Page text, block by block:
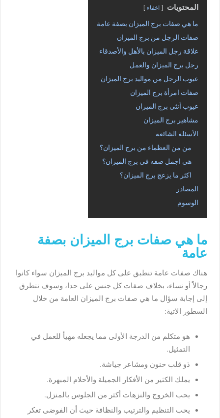
المحتويات اخفاء
ما هي صفات برج الميزان بصفة عامة
صفات الرجل من برج الميزان
علاقة رجل الميزان بالأهل والأصدقاء
رجل برج الميزان والعمل
عيوب الرجل من مواليد برج الميزان
صفات امرأة برج الميزان
عيوب أنثى برج الميزان
مشاهير برج الميزان
الأسئلة الشائعة
من من العظماء من برج الميزان؟
هي اجمل صفه في برج الميزان؟
اكثر ما يزعج برج الميزان؟
المصادر
الوسوم
ما هي صفات برج الميزان بصفة
عامة
هناك صفات عامة تنطبق على كل مواليد برج الميزان سواء كانوا
رجالاً أو نساء، بخلاف صفات كل جنس على حدا، وسوف نتطرق
إلى إجابة سؤال ما هي صفات برج الميزان العامة من خلال
السطور الاتية:
هو متكلم من الدرجة الأولى مما يجعله مهيأ للعمل في
التمثيل.
ذو قلب حنون ومشاعر جياشة.
يملك الكثير من الأفكار الجميلة والأحلام المبهرة.
يحب الخروج والنزهات أكثر من الجلوس بالمنزل.
يحب التنظيم والترتيب والنظافة حيث أن الفوضى تعكر